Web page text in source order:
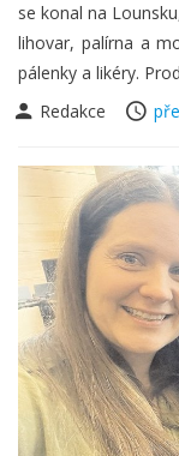
se konal na
lihovar, palírna a
pálenky a likéry.
Redakce